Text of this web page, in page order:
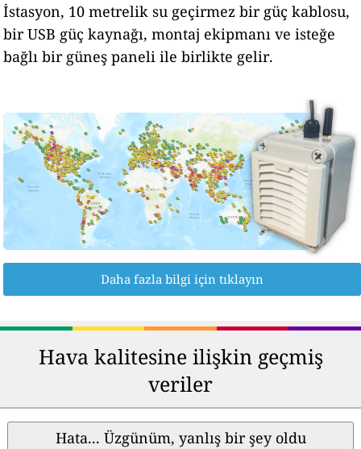
İstasyon, 10 metrelik su geçirmez bir güç kablosu,
bir USB güç kaynağı, montaj ekipmanı ve isteğe
bağlı bir güneş paneli ile birlikte gelir.
Daha fazla bilgi için tıklayın
Hava kalitesine ilişkin geçmiş
veriler
Hata... Üzgünüm, yanlış bir şey oldu